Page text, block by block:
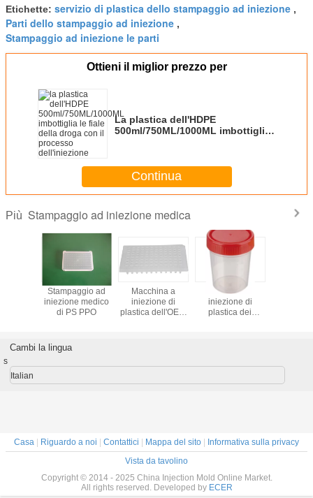
Etichette: servizio di plastica dello stampaggio ad iniezione ,
Parti dello stampaggio ad iniezione ,
Stampaggio ad iniezione le parti
Ottieni il miglior prezzo per
La plastica dell'HDPE
500ml/750ML/1000ML imbottiglia
Continua
Più Stampaggio ad iniezione medica
Stampaggio ad
iniezione medico
di PS PPO
Macchina a
iniezione di
plastica dell'OEM
Macchina a
iniezione di
plastica dei
Cambi la lingua
s
Italian
Casa | Riguardo a noi | Contattici | Mappa del sito | Informativa sulla privacy
Vista da tavolino
Copyright © 2014 - 2025 China Injection Mold Online Market.
All rights reserved. Developed by ECER